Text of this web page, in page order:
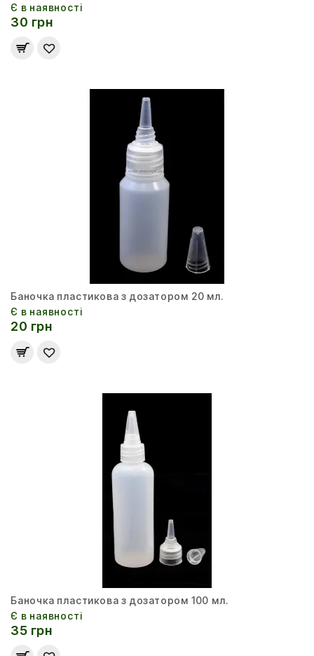
Є в наявності
30 грн
Баночка пластикова з дозатором 20 мл.
Є в наявності
20 грн
Баночка пластикова з дозатором 100 мл.
Є в наявності
35 грн